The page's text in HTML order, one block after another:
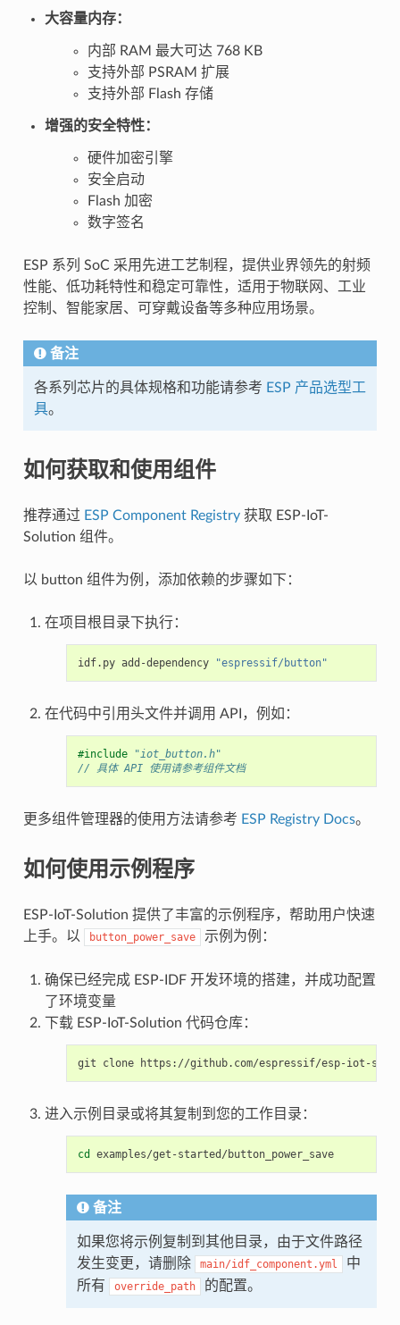
大容量内存：
内部 RAM 最大可达 768 KB
支持外部 PSRAM 扩展
支持外部 Flash 存储
增强的安全特性：
硬件加密引擎
安全启动
Flash 加密
数字签名
ESP 系列 SoC 采用先进工艺制程，提供业界领先的射频
性能、低功耗特性和稳定可靠性，适用于物联网、工业
控制、智能家居、可穿戴设备等多种应用场景。
备注
各系列芯片的具体规格和功能请参考 ESP 产品选型工
具。
如何获取和使用组件
推荐通过 ESP Component Registry获取 ESP-IoT-
Solution 组件。
以 button 组件为例，添加依赖的步骤如下：
在项目根目录下执行：
idf.py add-dependency "espressif/button"
在代码中引用头文件并调用 API，例如：
#include
"iot_button.h"
// 具体 API 使用请参考组件文档
更多组件管理器的使用方法请参考 ESP Registry Docs。
如何使用示例程序
ESP-IoT-Solution 提供了丰富的示例程序，帮助用户快速
上手。以
button_power_save 示例为例：
确保已经完成 ESP-IDF 开发环境的搭建，并成功配置
了环境变量
下载 ESP-IoT-Solution 代码仓库：
git clone
进入示例目录或将其复制到您的工作目录：
cd examples/get-started/button_power_save
备注
如果您将示例复制到其他目录，由于文件路径
发生变更，请删除
main/idf_component.yml
中
所有
override_path 的配置。